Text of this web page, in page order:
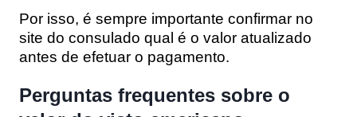
Por isso, é sempre importante confirmar no
site do consulado qual é o valor atualizado
antes de efetuar o pagamento.
Perguntas frequentes sobre o